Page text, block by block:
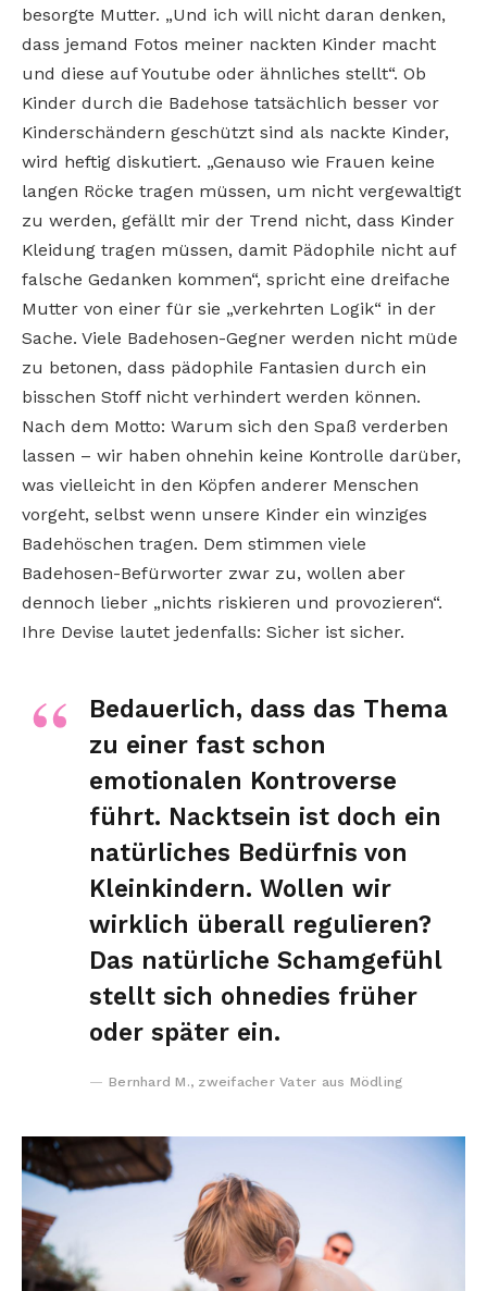
besorgte Mutter. „Und ich will nicht daran denken,
dass jemand Fotos meiner nackten Kinder macht
und diese auf Youtube oder ähnliches stellt“. Ob
Kinder durch die Badehose tatsächlich besser vor
Kinderschändern geschützt sind als nackte Kinder,
wird heftig diskutiert. „Genauso wie Frauen keine
langen Röcke tragen müssen, um nicht vergewaltigt
zu werden, gefällt mir der Trend nicht, dass Kinder
Kleidung tragen müssen, damit Pädophile nicht auf
falsche Gedanken kommen“, spricht eine dreifache
Mutter von einer für sie „verkehrten Logik“ in der
Sache. Viele Badehosen-Gegner werden nicht müde
zu betonen, dass pädophile Fantasien durch ein
bisschen Stoff nicht verhindert werden können.
Nach dem Motto: Warum sich den Spaß verderben
lassen – wir haben ohnehin keine Kontrolle darüber,
was vielleicht in den Köpfen anderer Menschen
vorgeht, selbst wenn unsere Kinder ein winziges
Badehöschen tragen. Dem stimmen viele
Badehosen-Befürworter zwar zu, wollen aber
dennoch lieber „nichts riskieren und provozieren“.
Ihre Devise lautet jedenfalls: Sicher ist sicher.
Bedauerlich, dass das Thema
zu einer fast schon
emotionalen Kontroverse
führt. Nacktsein ist doch ein
natürliches Bedürfnis von
Kleinkindern. Wollen wir
wirklich überall regulieren?
Das natürliche Schamgefühl
stellt sich ohnedies früher
oder später ein.
Bernhard M., zweifacher Vater aus Mödling